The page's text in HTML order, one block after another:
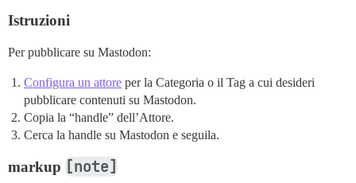
Istruzioni
Per pubblicare su Mastodon:
Configura un attore per la Categoria o il Tag a cui desideri
pubblicare contenuti su Mastodon.
Copia la “handle” dell’Attore.
Cerca la handle su Mastodon e seguila.
markup [note]